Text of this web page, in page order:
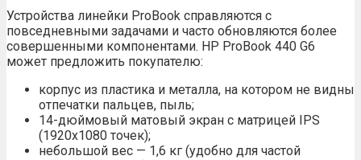
Устройства линейки ProBook справляются с
повседневными задачами и часто обновляются более
совершенными компонентами. HP ProBook 440 G6
может предложить покупателю:
корпус из пластика и металла, на котором не видны
отпечатки пальцев, пыль;
14-дюймовый матовый экран с матрицей IPS
(1920х1080 точек);
небольшой вес — 1,6 кг (удобно для частой